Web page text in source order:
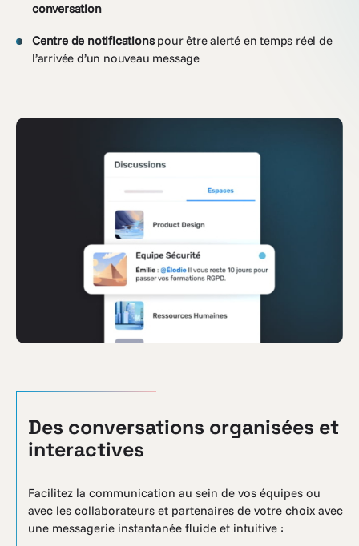
conversation
Centre de notificationspour être alerté en temps réel de
l’arrivée d’un nouveau message
Des conversations organisées et
interactives
Facilitez la communication au sein de vos équipes ou
avec les collaborateurs et partenaires de votre choix avec
une messagerie instantanée fluide et intuitive :